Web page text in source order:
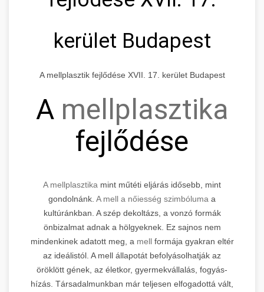
kerület Budapest
A mellplasztik fejlődése XVII. 17. kerület Budapest
A mellplasztika
fejlődése
A mellplasztika mint műtéti eljárás idősebb, mint
gondolnánk. A mell a nőiesség szimbóluma a
kultúránkban. A szép dekoltázs, a vonzó formák
önbizalmat adnak a hölgyeknek. Ez sajnos nem
mindenkinek adatott meg, a mellformája gyakran eltér
az ideálistól. A mell állapotát befolyásolhatják az
öröklött gének, az életkor, gyermekvállalás, fogyás-
hízás. Társadalmunkban már teljesen elfogadottá vált,